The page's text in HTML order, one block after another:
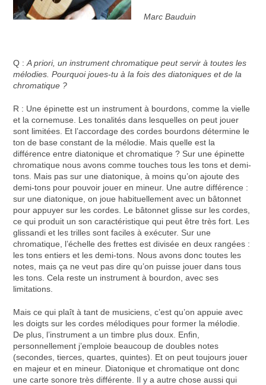
Marc Bauduin
Q :A priori, un instrument chromatique peut servir à toutes les
mélodies. Pourquoi joues-tu à la fois des diatoniques et de la
chromatique ?
R : Une épinette est un instrument à bourdons, comme la vielle
et la cornemuse. Les tonalités dans lesquelles on peut jouer
sont limitées. Et l’accordage des cordes bourdons détermine le
ton de base constant de la mélodie. Mais quelle est la
différence entre diatonique et chromatique ? Sur une épinette
chromatique nous avons comme touches tous les tons et demi-
tons. Mais pas sur une diatonique, à moins qu’on ajoute des
demi-tons pour pouvoir jouer en mineur. Une autre différence :
sur une diatonique, on joue habituellement avec un bâtonnet
pour appuyer sur les cordes. Le bâtonnet glisse sur les cordes,
ce qui produit un son caractéristique qui peut être très fort. Les
glissandi et les trilles sont faciles à exécuter. Sur une
chromatique, l’échelle des frettes est divisée en deux rangées :
les tons entiers et les demi-tons. Nous avons donc toutes les
notes, mais ça ne veut pas dire qu’on puisse jouer dans tous
les tons. Cela reste un instrument à bourdon, avec ses
limitations.
Mais ce qui plaît à tant de musiciens, c’est qu’on appuie avec
les doigts sur les cordes mélodiques pour former la mélodie.
De plus, l’instrument a un timbre plus doux. Enfin,
personnellement j’emploie beaucoup de doubles notes
(secondes, tierces, quartes, quintes). Et on peut toujours jouer
en majeur et en mineur. Diatonique et chromatique ont donc
une carte sonore très différente. Il y a autre chose aussi qui